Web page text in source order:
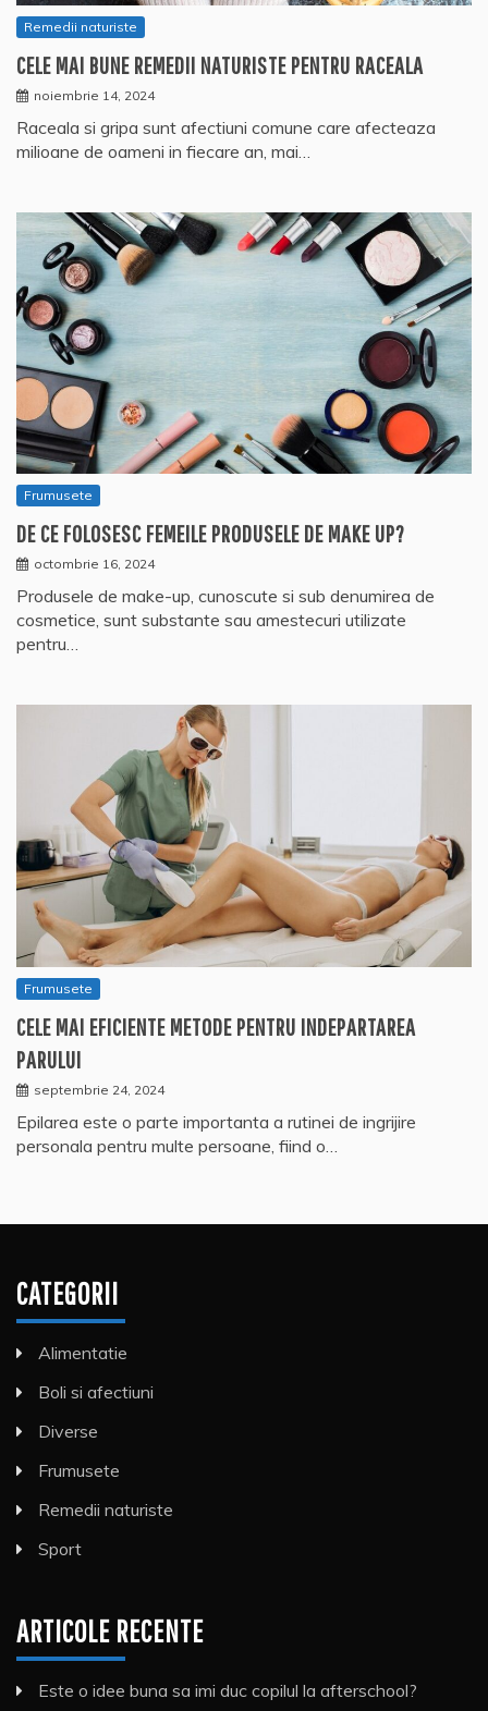
Remedii naturiste
CELE MAI BUNE REMEDII NATURISTE PENTRU RACEALA
noiembrie 14, 2024
Raceala si gripa sunt afectiuni comune care afecteaza
milioane de oameni in fiecare an, mai…
Frumusete
DE CE FOLOSESC FEMEILE PRODUSELE DE MAKE UP?
octombrie 16, 2024
Produsele de make-up, cunoscute si sub denumirea de
cosmetice, sunt substante sau amestecuri utilizate
pentru…
Frumusete
CELE MAI EFICIENTE METODE PENTRU INDEPARTAREA
PARULUI
septembrie 24, 2024
Epilarea este o parte importanta a rutinei de ingrijire
personala pentru multe persoane, fiind o…
CATEGORII
Alimentatie
Boli si afectiuni
Diverse
Frumusete
Remedii naturiste
Sport
ARTICOLE RECENTE
Este o idee buna sa imi duc copilul la afterschool?